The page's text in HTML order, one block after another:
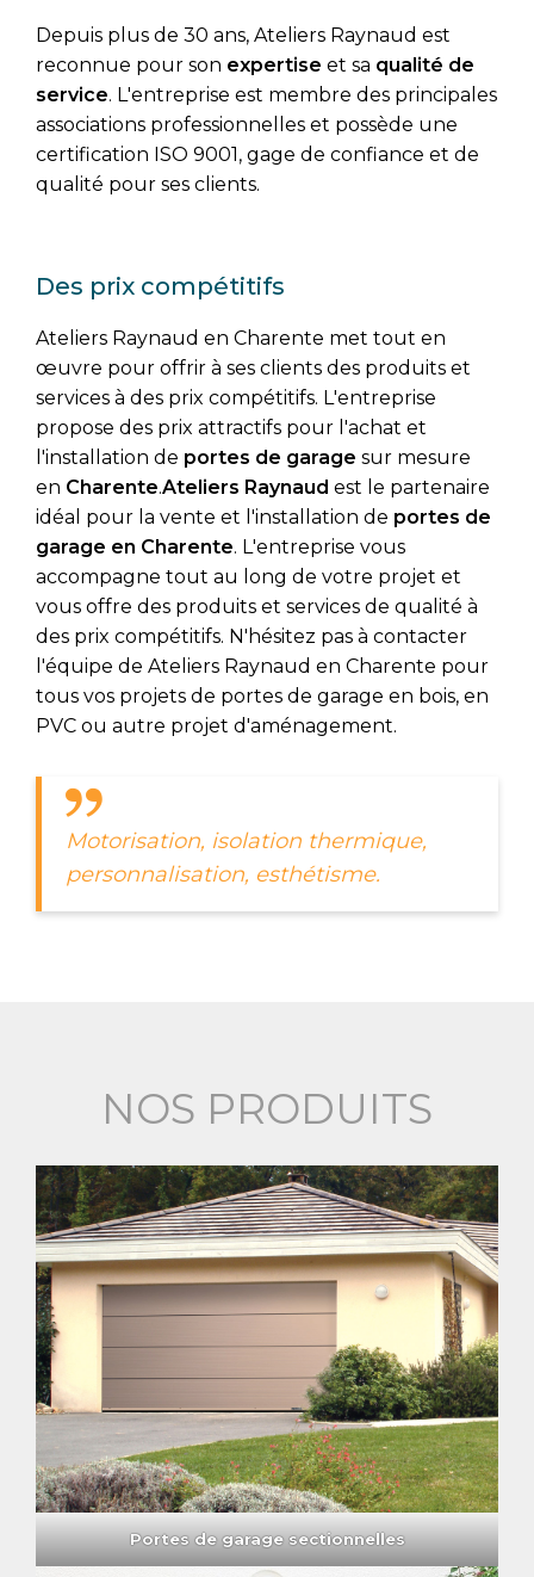
Depuis plus de 30 ans, Ateliers Raynaud est
reconnue pour son expertise et sa qualité de
service. L'entreprise est membre des principales
associations professionnelles et possède une
certification ISO 9001, gage de confiance et de
qualité pour ses clients.
Des prix compétitifs
Ateliers Raynaud en Charente met tout en
œuvre pour offrir à ses clients des produits et
services à des prix compétitifs. L'entreprise
propose des prix attractifs pour l'achat et
l'installation de portes de garage sur mesure
en Charente.Ateliers Raynaud est le partenaire
idéal pour la vente et l'installation de portes de
garage en Charente. L'entreprise vous
accompagne tout au long de votre projet et
vous offre des produits et services de qualité à
des prix compétitifs. N'hésitez pas à contacter
l'équipe de Ateliers Raynaud en Charente pour
tous vos projets de portes de garage en bois, en
PVC ou autre projet d'aménagement.
Motorisation, isolation thermique,
personnalisation, esthétisme.
Portes de garage sectionnelles
NOS PRODUITS